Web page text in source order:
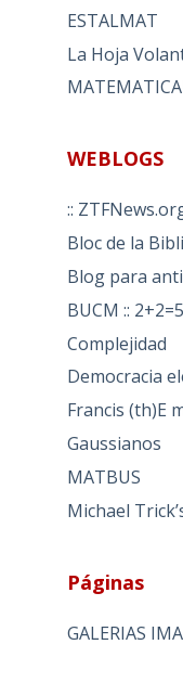
ESTALMAT
La Hoja
WEBLOGS
::
Bloc de la
Blog para
BUCM ::
Complejidad
Democracia
Francis (th)E
Gaussianos
MATBUS
Michael
Páginas
GALERIAS